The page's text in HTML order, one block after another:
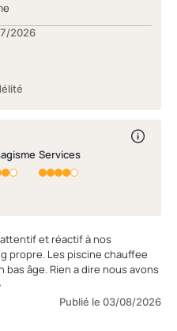
2026
Services
nous avons
»
Publié le 03/08/2026